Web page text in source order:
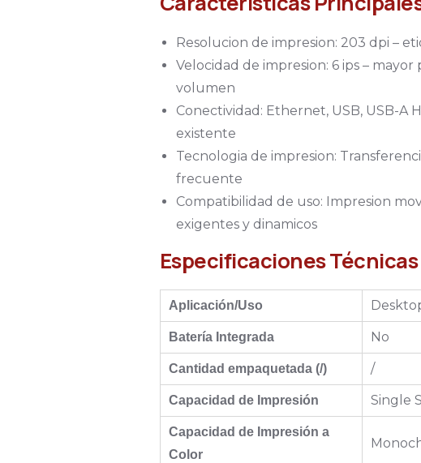
Resolucion de impresion: 203 dpi –
Velocidad de impresion: 6 ips –
volumen
Conectividad: Ethernet, USB, USB-
existente
Tecnologia de impresion:
frecuente
Compatibilidad de uso: Impresion
exigentes y dinamicos
Especificaciones Técnicas
Aplicación/Uso
Batería Integrada No
Cantidad empaquetada (/) /
Capacidad de Impresión Single
Capacidad de Impresión a
Color